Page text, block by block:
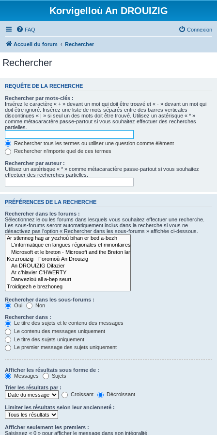
Korvigelloù An DROUIZIG
FAQ Connexion
Accueil du forum Rechercher
Rechercher
REQUÊTE DE LA RECHERCHE
Rechercher par mots-clés :
Insérez le caractère « + » devant un mot qui doit être trouvé et « - » devant un mot qui
doit être ignoré. Insérez une liste de mots séparés entre des barres verticales
discontinues « | » si seul un des mots doit être trouvé. Utilisez un astérisque « * »
comme métacaractère passe-partout si vous souhaitez effectuer des recherches
partielles.
Rechercher tous les termes ou utiliser une question comme élément
Rechercher n’importe quel de ces termes
Rechercher par auteur :
Utilisez un astérisque « * » comme métacaractère passe-partout si vous souhaitez
effectuer des recherches partielles.
PRÉFÉRENCES DE LA RECHERCHE
Rechercher dans les forums :
Sélectionnez le ou les forums dans lesquels vous souhaitez effectuer une recherche.
Les sous-forums seront automatiquement inclus dans la recherche si vous ne
désactivez pas l’option « Rechercher dans les sous-forums » affichée ci-dessous.
Rechercher dans les sous-forums :
Oui
Non
Rechercher dans :
Le titre des sujets et le contenu des messages
Le contenu des messages uniquement
Le titre des sujets uniquement
Le premier message des sujets uniquement
Afficher les résultats sous forme de :
Messages
Sujets
Trier les résultats par :
Croissant
Décroissant
Limiter les résultats selon leur ancienneté :
Afficher seulement les premiers :
Saisissez « 0 » pour afficher le message dans son intégralité.